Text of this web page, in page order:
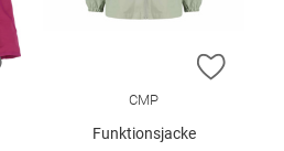
ZUR WUNSCHLISTE HINZUFÜGEN
ZUR
CMP
Funktionsjacke